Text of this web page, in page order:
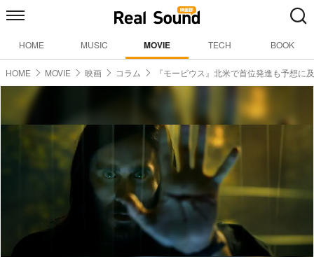
HOME MUSIC MOVIE TECH BOOK
HOME MOVIE 映画 コラム 『モービウス』北米で首位発進も予想に